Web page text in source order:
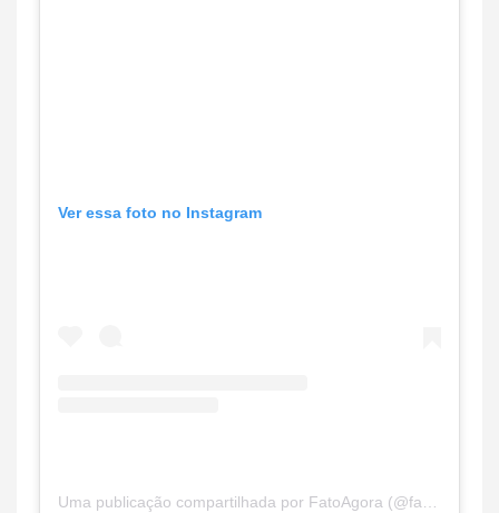
Ver essa foto no Instagram